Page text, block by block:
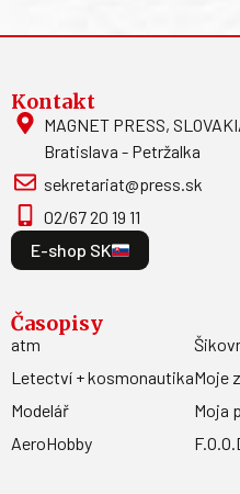
Kontakt
MAGNET PRESS,
Bratislava - Petržalka
sekretariat@press.sk
02/67 20 19 11
E-shop SK
Časopisy
atm
Letectví + kosmonautika
Modelář
AeroHobby
Moje
Moja